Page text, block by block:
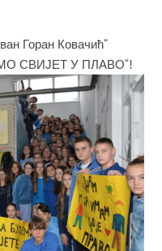
Горан Ковачић“
СВИЈЕТ У ПЛАВО“!